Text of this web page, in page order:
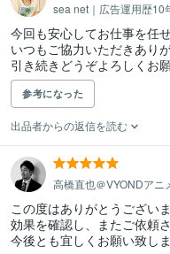
sea net｜広告運用歴10
今回も安心してお仕事を任
いつもご協力いただきあり
引き続きどうぞよろしくお
参考になった
出品者からの返信を読む
高橋直也＠VYONDアニ
この度はありがとうございま
効果を確認し、またご依頼
今後とも宜しくお願い致しま